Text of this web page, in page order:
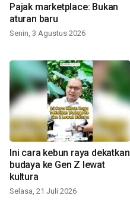
Pajak marketplace: Bukan
aturan baru
Senin, 3 Agustus 2026
Ini cara kebun raya dekatkan
budaya ke Gen Z lewat
kultura
Selasa, 21 Juli 2026